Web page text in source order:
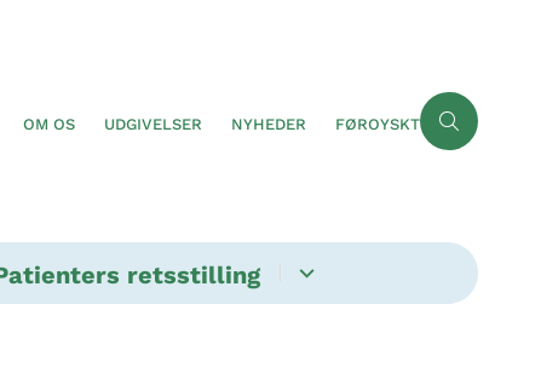
OM OS UDGIVELSER NYHEDER FØROYSKT
retsstilling